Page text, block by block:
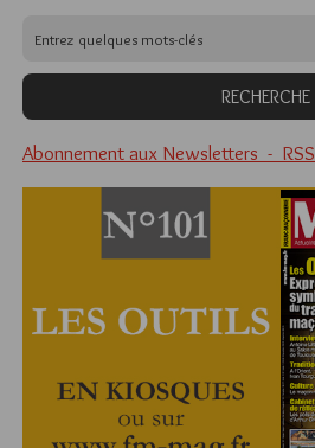
Abonnement aux Newsletters - RSS